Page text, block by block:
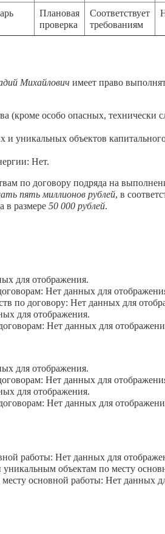
Плановая
проверка
Соответствует
требованиям
Михайлович имеет право
(кроме особо опасных, технически
уникальных объектов
Нет.
по договору подряда на
пять миллионов рублей, в
в размере50 000 рублей.
для отображения.
Нет данных для
по договору: Нет данных для
для отображения.
Нет данных для
для отображения.
Нет данных для
для отображения.
Нет данных для
работы: Нет данных для
объектам по месту
основной работы: Нет данных